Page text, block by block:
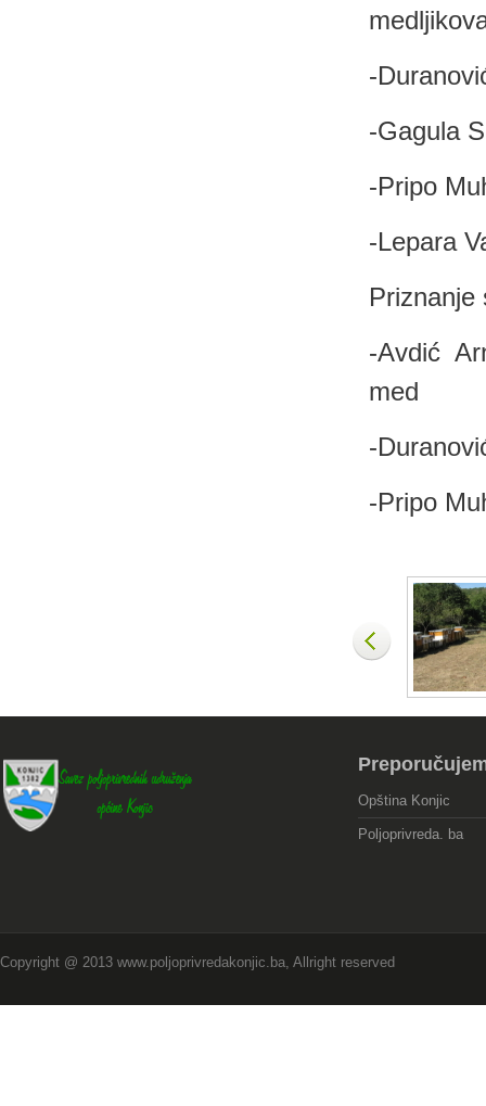
-
-Gagula
-Pripo
-Lepara
Priznanje
-Avdić
med
-
-Pripo
Opština Konjic
Poljoprivreda. ba
Copyright @ 2013 www.poljoprivredakonjic.ba, Allright reserved